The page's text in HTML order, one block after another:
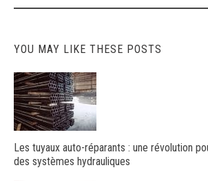
YOU MAY LIKE THESE POSTS
Les tuyaux auto-réparants : une révolution
des systèmes hydrauliques